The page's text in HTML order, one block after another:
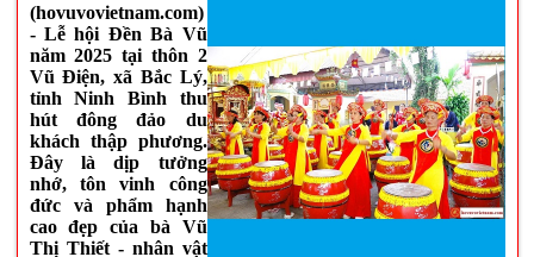
(hovuvovietnam.com)
- Lễ hội Đền Bà Vũ
năm 2025 tại thôn 2
Vũ Điện, xã Bắc Lý,
tỉnh Ninh Bình thu
hút đông đảo du
khách thập phương.
Đây là dịp tưởng
nhớ, tôn vinh công
đức và phẩm hạnh
cao đẹp của bà Vũ
Thị Thiết - nhân vật